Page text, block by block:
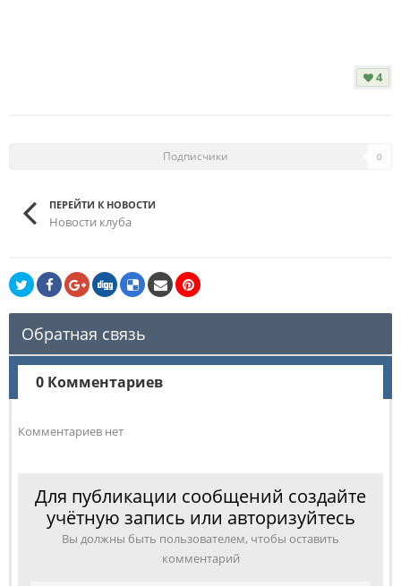
4
Подписчики 0
ПЕРЕЙТИ К НОВОСТИ
Новости клуба
Обратная связь
0 Комментариев
Комментариев нет
Для публикации сообщений создайте
учётную запись или авторизуйтесь
Вы должны быть пользователем, чтобы оставить
комментарий